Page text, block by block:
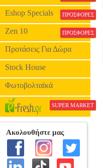
Eshop Specials ΠΡΟΣΦΟΡΕΣ
Zen 10 ΠΡΟΣΦΟΡΕΣ
Προτάσεις Για Δώρα
Stock House
Φωτοβολταϊκά
SUPER MARKET